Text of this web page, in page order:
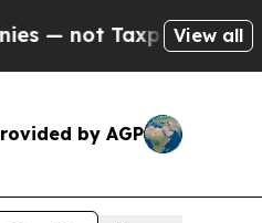
Taxpayers — theView all
by AGP